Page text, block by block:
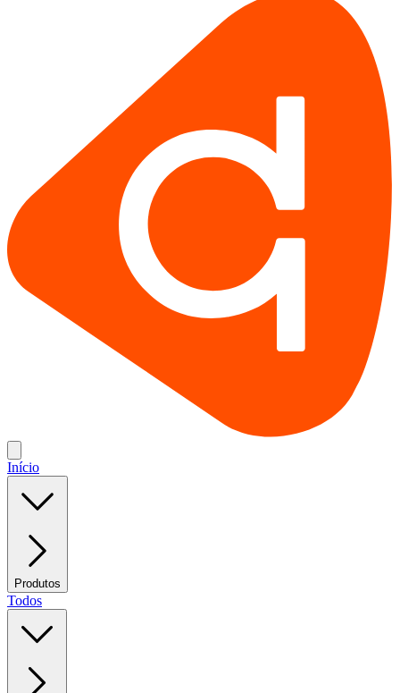
Início
Produtos
Todos